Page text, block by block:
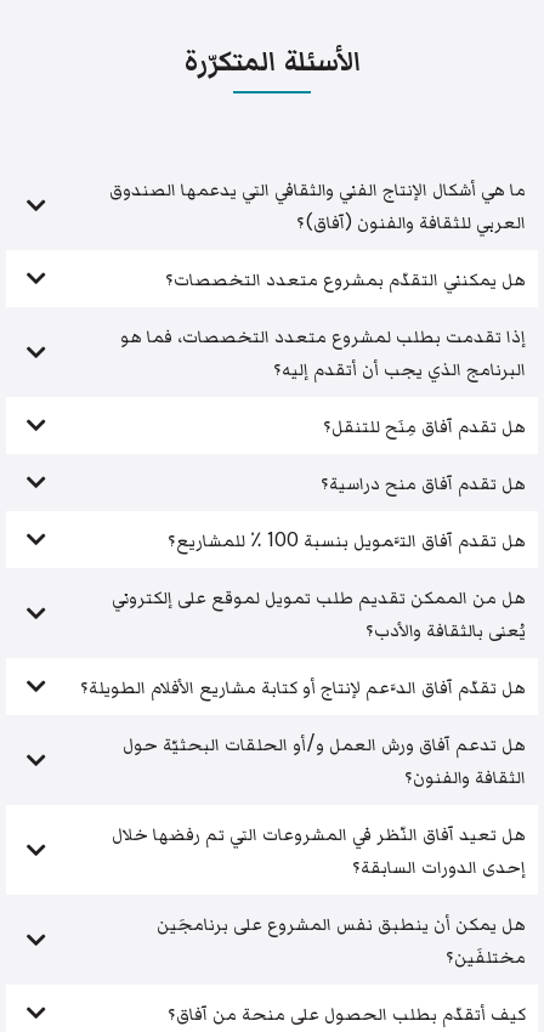
الأسئلة المتكرّرة
ما هي أشكال الإنتاج الفني والثقافي التي يدعمها الصندوق
العربي للثقافة والفنون (آفاق)؟
هل يمكنني التقدّم بمشروع متعدد التخصصات؟
إذا تقدمت بطلب لمشروع متعدد التخصصات، فما هو
البرنامج الذي يجب أن أتقدم إليه؟
هل تقدم آفاق مِنَح للتنقل؟
هل تقدم آفاق منح دراسية؟
هل تقدم آفاق التَّمويل بنسبة 100 ٪ للمشاريع؟
هل من الممكن تقديم طلب تمويل لموقع على إلكتروني
يُعنى بالثقافة والأدب؟
هل تقدّم آفاق الدَّعم لإنتاج أو كتابة مشاريع الأفلام الطويلة؟
هل تدعم آفاق ورش العمل و/أو الحلقات البحثيّة حول
الثقافة والفنون؟
هل تعيد آفاق النّظر في المشروعات التي تم رفضها خلال
إحدى الدورات السابقة؟
هل يمكن أن ينطبق نفس المشروع على برنامجَين
مختلفَين؟
كيف أتقدّم بطلب الحصول على منحة من آفاق؟